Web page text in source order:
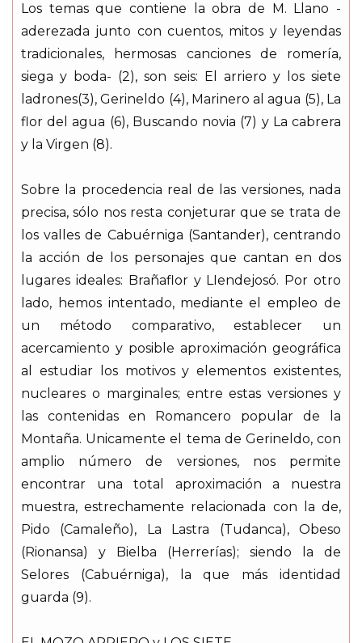
Los temas que contiene la obra de M. Llano -
aderezada junto con cuentos, mitos y leyendas
tradicionales, hermosas canciones de romería,
siega y boda- (2), son seis: El arriero y los siete
ladrones(3), Gerineldo (4), Marinero al agua (5), La
flor del agua (6), Buscando novia (7) y La cabrera
y la Virgen (8).
Sobre la procedencia real de las versiones, nada
precisa, sólo nos resta conjeturar que se trata de
los valles de Cabuérniga (Santander), centrando
la acción de los personajes que cantan en dos
lugares ideales: Brañaflor y LIendejosó. Por otro
lado, hemos intentado, mediante el empleo de
un método comparativo, establecer un
acercamiento y posible aproximación geográfica
al estudiar los motivos y elementos existentes,
nucleares o marginales; entre estas versiones y
las contenidas en Romancero popular de la
Montaña. Unicamente el tema de Gerineldo, con
amplio número de versiones, nos permite
encontrar una total aproximación a nuestra
muestra, estrechamente relacionada con la de,
Pido (Camaleño), La Lastra (Tudanca), Obeso
(Rionansa) y Bielba (Herrerías); siendo la de
Selores (Cabuérniga), la que más identidad
guarda (9).